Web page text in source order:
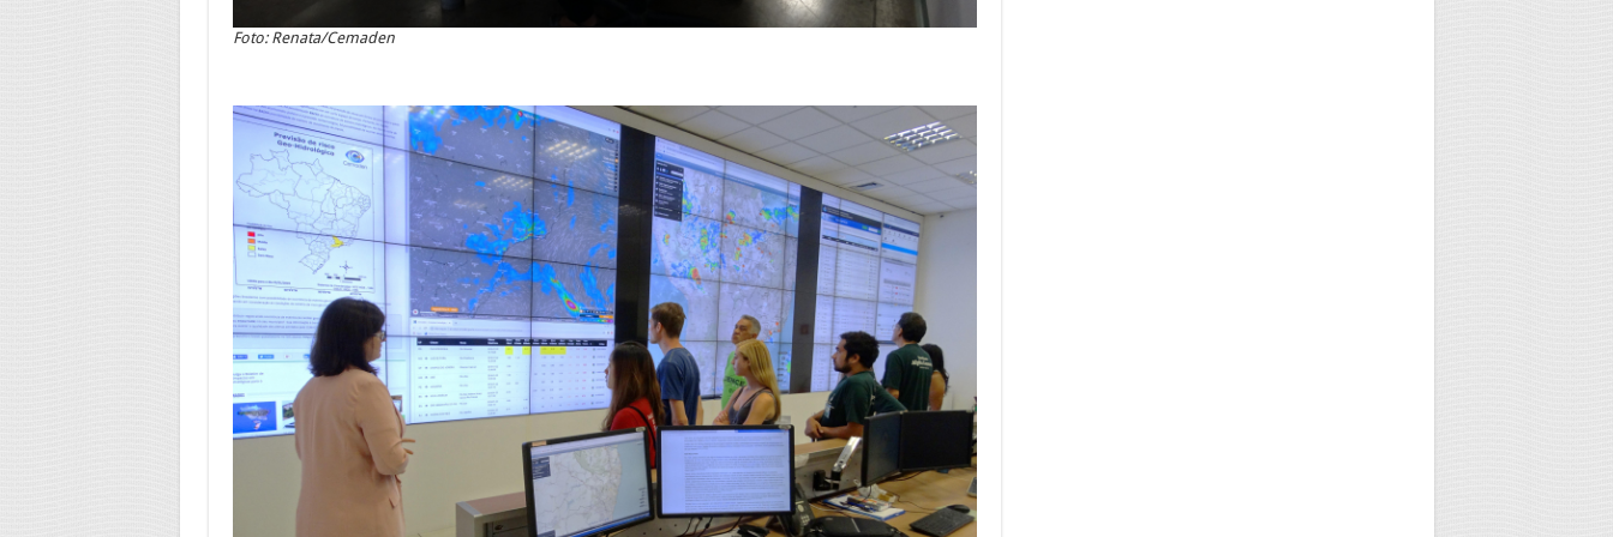
Foto: Renata/Cemaden